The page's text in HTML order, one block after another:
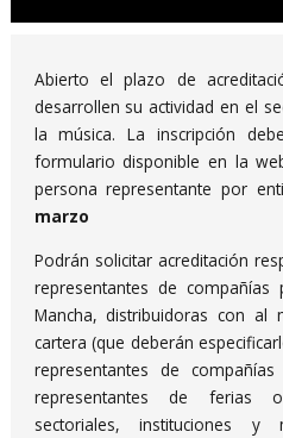
Abierto el plazo de
desarrollen su actividad en el
la música. La inscripción
formulario disponible en la
persona representante por
marzo
Podrán solicitar acreditación
representantes de compañías
Mancha, distribuidoras con al
cartera (que deberán
representantes de
representantes de ferias
sectoriales, instituciones y